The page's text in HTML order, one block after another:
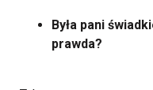
Była pani
prawda?